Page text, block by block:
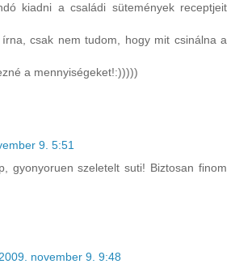
kiadni a családi sütemények receptjeit
csak nem tudom, hogy mit csinálna a
a mennyiségeket!:)))))
9. 5:51
gyonyoruen szeletelt suti! Biztosan finom
november 9. 9:48